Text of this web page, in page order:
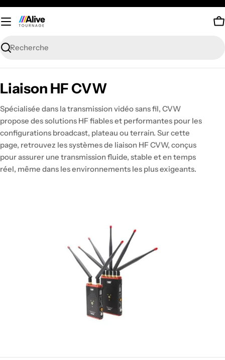
Passer
au
contenu
Recherche
C
o
l
l
e
c
Liaison HF CVW
Spécialisée dans la transmission vidéo sans fil, CVW
propose des solutions HF fiables et performantes pour les
configurations broadcast, plateau ou terrain. Sur cette
page, retrouvez les systèmes de liaison HF CVW, conçus
pour assurer une transmission fluide, stable et en temps
réel, même dans les environnements les plus exigeants.